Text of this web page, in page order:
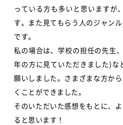
っている方も多いと思いますが
す。また見てもらう人のジャン
です。
私の場合は、学校の担任の先生
年の方に見ていただきました)
願いしました。さまざまな方か
くことができました。
そのいただいた感想をもとに、
ると思います！